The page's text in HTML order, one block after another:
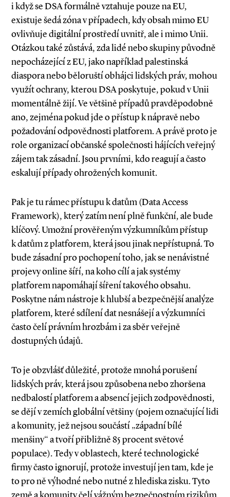
i když se DSA formálně vztahuje pouze na EU,
existuje šedá zóna v případech, kdy obsah mimo EU
ovlivňuje digitální prostředí uvnitř, ale i mimo Unii.
Otázkou také zůstává, zda lidé nebo skupiny původně
nepocházející z EU, jako například palestinská
diaspora nebo běloruští obhájci lidských práv, mohou
využít ochrany, kterou DSA poskytuje, pokud v Unii
momentálně žijí. Ve většině případů pravděpodobně
ano, zejména pokud jde o přístup k nápravě nebo
požadování odpovědnosti platforem. A právě proto je
role organizací občanské společnosti hájících veřejný
zájem tak zásadní. Jsou prvními, kdo reagují a často
eskalují případy ohrožených komunit.
Pak je tu rámec přístupu k datům (Data Access
Framework), který zatím není plně funkční, ale bude
klíčový. Umožní prověřeným výzkumníkům přístup
k datům z platforem, která jsou jinak nepřístupná. To
bude zásadní pro pochopení toho, jak se nenávistné
projevy online šíří, na koho cílí a jak systémy
platforem napomáhají šíření takového obsahu.
Poskytne nám nástroje k hlubší a bezpečnější analýze
platforem, které sdílení dat nesnášejí a výzkumníci
často čelí právním hrozbám i za sběr veřejně
dostupných údajů.
To je obzvlášť důležité, protože mnohá porušení
lidských práv, která jsou způsobena nebo zhoršena
nedbalostí platforem a absencí jejich zodpovědnosti,
se dějí v zemích globální většiny (pojem označující lidi
a komunity, jež nejsou součástí „západní bílé
menšiny“ a tvoří přibližně 85 procent světové
populace). Tedy v oblastech, které technologické
firmy často ignorují, protože investují jen tam, kde je
to pro ně výhodné nebo nutné z hlediska zisku. Tyto